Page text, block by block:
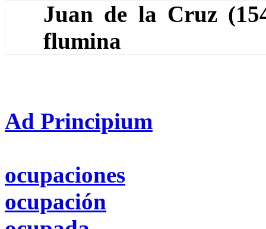
Juan de la Cruz
flumina
Ad Principium
ocupaciones
ocupación